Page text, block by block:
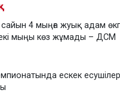
4 мыңға жуық адам
мыңы көз жұмады – ДСМ
ескек